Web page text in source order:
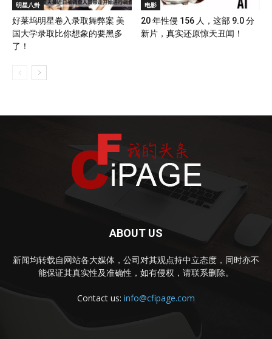
明星八卦
好莱坞明星卷入录取舞弊案 美
国大学录取比你想象的要黑多
了！
电影
20 年性侵 156 人，这部 9.0 分
新片，真实还原惊天丑闻！
ABOUT US
新闻均转载自网站各大媒体，公司对其观点持中立态度，同时亦不
能保证其真实性及准确性，如有侵权，请联系删除。
Contact us: info@cfipage.com